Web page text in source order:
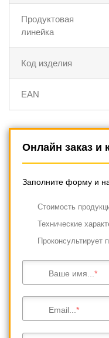
Продуктовая
линейка
Код изделия
EAN
Онлайн заказ и
Заполните форму и
Cтоимость
Технические
Проконсультирует
Ваше имя...
Email...